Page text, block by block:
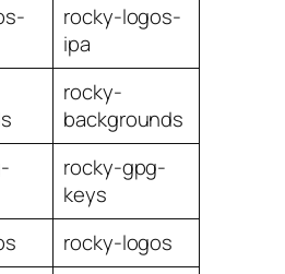
rocky-logos-
ipa
rocky-
backgrounds
rocky-gpg-
keys
rocky-logos